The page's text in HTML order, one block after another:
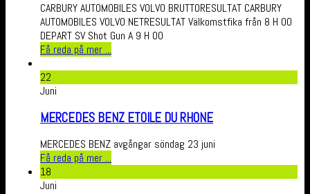
CARBURY AUTOMOBILES VOLVO BRUTTORESULTAT CARBURY
AUTOMOBILES VOLVO NETRESULTAT Välkomstfika från 8 H 00
DEPART SV Shot Gun A 9 H 00
Få reda på mer ...
22
Juni
MERCEDES BENZ ETOILE DU RHONE
MERCEDES BENZ avgångar söndag 23 juni
Få reda på mer ...
18
Juni